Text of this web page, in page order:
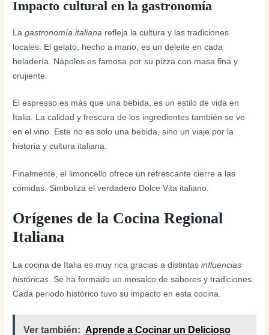
Impacto cultural en la gastronomía
Lagastronomía italiana refleja la cultura y las tradiciones
locales. El gelato, hecho a mano, es un deleite en cada
heladería. Nápoles es famosa por su pizza con masa fina y
crujiente.
El espresso es más que una bebida, es un estilo de vida en
Italia. La calidad y frescura de los ingredientes también se ve
en el vino. Este no es solo una bebida, sino un viaje por la
historia y cultura italiana.
Finalmente, el limoncello ofrece un refrescante cierre a las
comidas. Simboliza el verdadero Dolce Vita italiano.
Orígenes de la Cocina Regional
Italiana
La cocina de Italia es muy rica gracias a distintasinfluencias
históricas. Se ha formado un mosaico de sabores y tradiciones.
Cada periodo histórico tuvo su impacto en esta cocina.
Ver también: Aprende a Cocinar un Delicioso